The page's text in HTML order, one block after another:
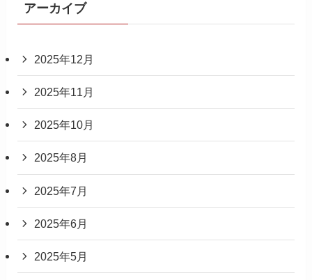
アーカイブ
2025年12月
2025年11月
2025年10月
2025年8月
2025年7月
2025年6月
2025年5月